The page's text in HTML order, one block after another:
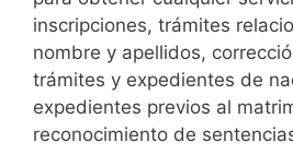
inscripciones, trámites
nombre y apellidos,
trámites y expedientes de
expedientes previos al
reconocimiento de